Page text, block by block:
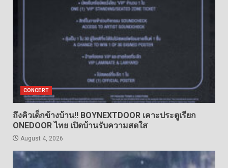
CONCERT
ถึงคิวเด็กข้างบ้าน!! BOYNEXTDOOR เคาะประตูเรียก
ONEDOOR ไทย เปิดบ้านรับความสดใส
August 4, 2026